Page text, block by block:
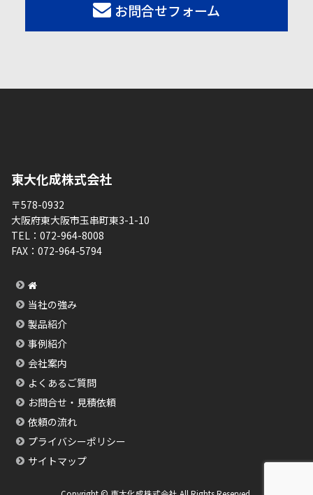
お問合せフォーム
東大化成株式会社
〒578-0932
大阪府東大阪市玉串町東3-1-10
TEL： 072-964-8008
FAX： 072-964-5794
当社の強み
製品紹介
事例紹介
会社案内
よくあるご質問
お問合せ・見積依頼
依頼の流れ
プライバシーポリシー
サイトマップ